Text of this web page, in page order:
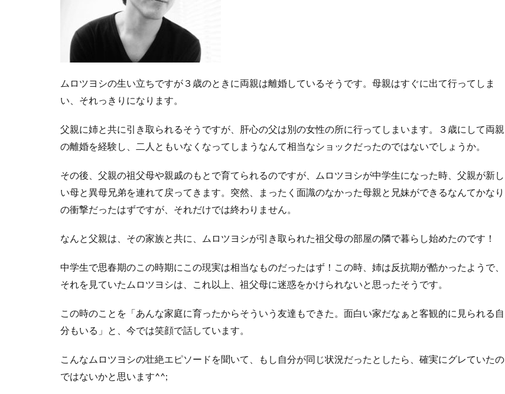
ムロツヨシの生い立ちですが３歳のときに両親は離婚しているそうです。母親はすぐに出て行ってしま
い、それっきりになります。
父親に姉と共に引き取られるそうですが、肝心の父は別の女性の所に行ってしまいます。３歳にして両親
の離婚を経験し、二人ともいなくなってしまうなんて相当なショックだったのではないでしょうか。
その後、父親の祖父母や親戚のもとで育てられるのですが、ムロツヨシが中学生になった時、父親が新し
い母と異母兄弟を連れて戻ってきます。突然、まったく面識のなかった母親と兄妹ができるなんてかなり
の衝撃だったはずですが、それだけでは終わりません。
なんと父親は、その家族と共に、ムロツヨシが引き取られた祖父母の部屋の隣で暮らし始めたのです！
中学生で思春期のこの時期にこの現実は相当なものだったはず！この時、姉は反抗期が酷かったようで、
それを見ていたムロツヨシは、これ以上、祖父母に迷惑をかけられないと思ったそうです。
この時のことを「あんな家庭に育ったからそういう友達もできた。面白い家だなぁと客観的に見られる自
分もいる」と、今では笑顔で話しています。
こんなムロツヨシの壮絶エピソードを聞いて、もし自分が同じ状況だったとしたら、確実にグレていたの
ではないかと思います^^;